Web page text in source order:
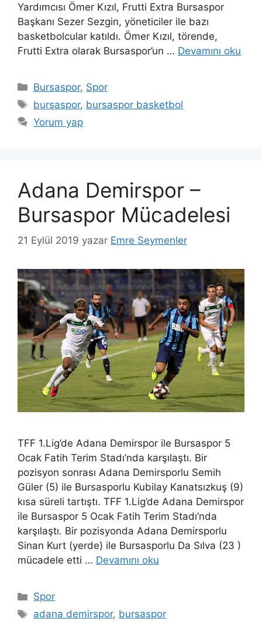
Yardımcısı Ömer Kızıl, Frutti Extra Bursaspor
Başkanı Sezer Sezgin, yöneticiler ile bazı
basketbolcular katıldı. Ömer Kızıl, törende,
Frutti Extra olarak Bursaspor’un … Devamını oku
Kategoriler
Bursaspor, Spor
Etiketler
bursaspor, bursaspor basketbol
Yorum yap
Adana Demirspor –
Bursaspor Mücadelesi
21 Eylül 2019 yazar Emre Seymenler
TFF 1.Lig’de Adana Demirspor ile Bursaspor 5
Ocak Fatih Terim Stadı’nda karşılaştı. Bir
pozisyon sonrası Adana Demirsporlu Semih
Güler (5) ile Bursasporlu Kubilay Kanatsızkuş (9)
kısa süreli tartıştı. TFF 1.Lig’de Adana Demirspor
ile Bursaspor 5 Ocak Fatih Terim Stadı’nda
karşılaştı. Bir pozisyonda Adana Demirsporlu
Sinan Kurt (yerde) ile Bursasporlu Da Sılva (23 )
mücadele etti … Devamını oku
Kategoriler
Spor
Etiketler
adana demirspor, bursaspor